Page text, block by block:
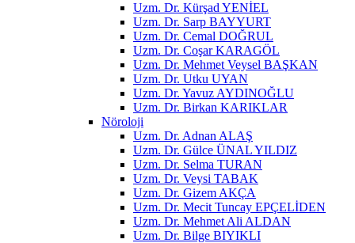
Uzm. Dr. Kürşad YENİEL
Uzm. Dr. Sarp BAYYURT
Uzm. Dr. Cemal DOĞRUL
Uzm. Dr. Coşar KARAGÖL
Uzm. Dr. Mehmet Veysel BAŞKAN
Uzm. Dr. Utku UYAN
Uzm. Dr. Yavuz AYDINOĞLU
Uzm. Dr. Birkan KARIKLAR
Nöroloji
Uzm. Dr. Adnan ALAŞ
Uzm. Dr. Gülce ÜNAL YILDIZ
Uzm. Dr. Selma TURAN
Uzm. Dr. Veysi TABAK
Uzm. Dr. Gizem AKÇA
Uzm. Dr. Mecit Tuncay EPÇELİDEN
Uzm. Dr. Mehmet Ali ALDAN
Uzm. Dr. Bilge BIYIKLI